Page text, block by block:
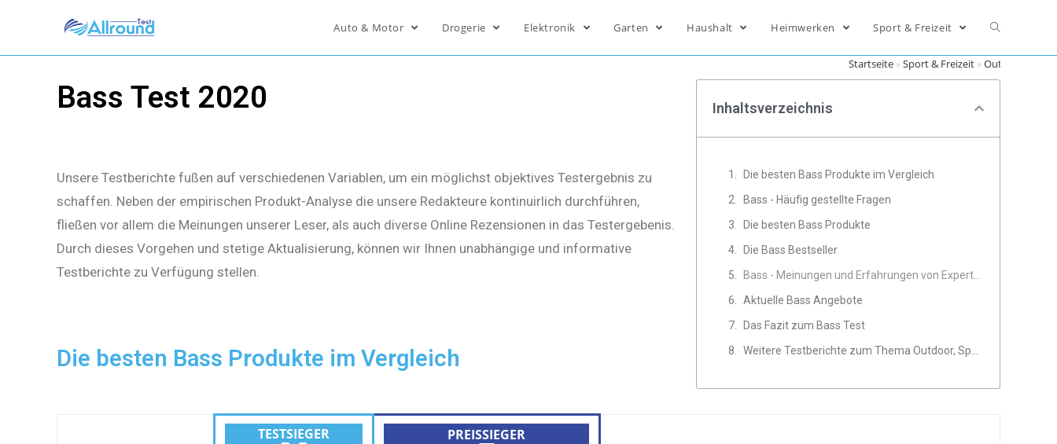
Auto & Motor Drogerie Elektronik Garten Haushalt Heimwerken Sport & Freizeit
Bass Test 2020
Unsere Testberichte fußen auf verschiedenen Variablen, um ein möglichst objektives Testergebnis zu
schaffen. Neben der empirischen Produkt-Analyse die unsere Redakteure kontinuirlich durchführen,
fließen vor allem die Meinungen unserer Leser, als auch diverse Online Rezensionen in das Testergebenis.
Durch dieses Vorgehen und stetige Aktualisierung, können wir Ihnen unabhängige und informative
Testberichte zu Verfügung stellen.
Die besten Bass Produkte im Vergleich
Startseite»Sport & Freizeit»Outdoor
Inhaltsverzeichnis
Die besten Bass Produkte im Vergleich
Bass - Häufig gestellte Fragen
Die besten Bass Produkte
Die Bass Bestseller
Aktuelle Bass Angebote
Das Fazit zum Bass Test
TESTSIEGER PREISSIEGER